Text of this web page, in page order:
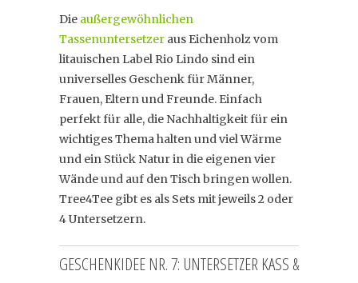
Die außergewöhnlichen
Tassenuntersetzer aus Eichenholz vom
litauischen Label Rio Lindo sind ein
universelles Geschenk für Männer,
Frauen, Eltern und Freunde. Einfach
perfekt für alle, die Nachhaltigkeit für ein
wichtiges Thema halten und viel Wärme
und ein Stück Natur in die eigenen vier
Wände und auf den Tisch bringen wollen.
Tree4Tee gibt es als Sets mit jeweils 2 oder
4 Untersetzern.
GESCHENKIDEE NR. 7: UNTERSETZER KASS &